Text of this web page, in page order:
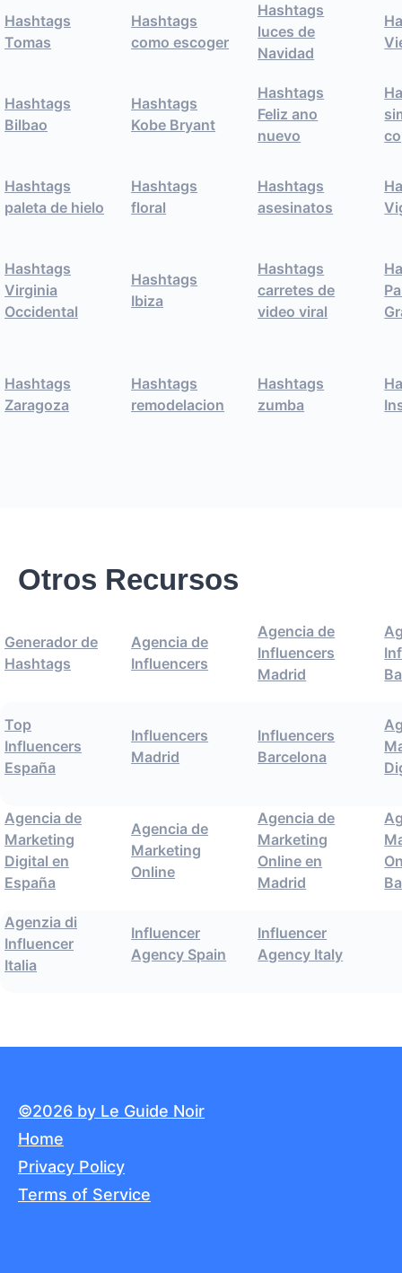
Hashtags
Tomas
Hashtags
como escoger
Hashtags
luces de
Navidad
Hashtags
Bilbao
Hashtags
Kobe Bryant
Hashtags
Feliz ano
nuevo
Hashtags
paleta de hielo
Hashtags
floral
Hashtags
asesinatos
Hashtags
Virginia
Occidental
Hashtags
Ibiza
Hashtags
carretes de
video viral
Hashtags
Zaragoza
Hashtags
remodelacion
Hashtags
zumba
Otros Recursos
Generador de
Hashtags
Agencia de
Influencers
Agencia de
Influencers
Madrid
Top
Influencers
España
Influencers
Madrid
Influencers
Barcelona
Agencia de
Marketing
Digital en
España
Agencia de
Marketing
Online
Agencia de
Marketing
Online en
Madrid
Agenzia di
Influencer
Italia
Influencer
Agency Spain
Influencer
Agency Italy
©2026 by Le Guide Noir
Home
Privacy Policy
Terms of Service